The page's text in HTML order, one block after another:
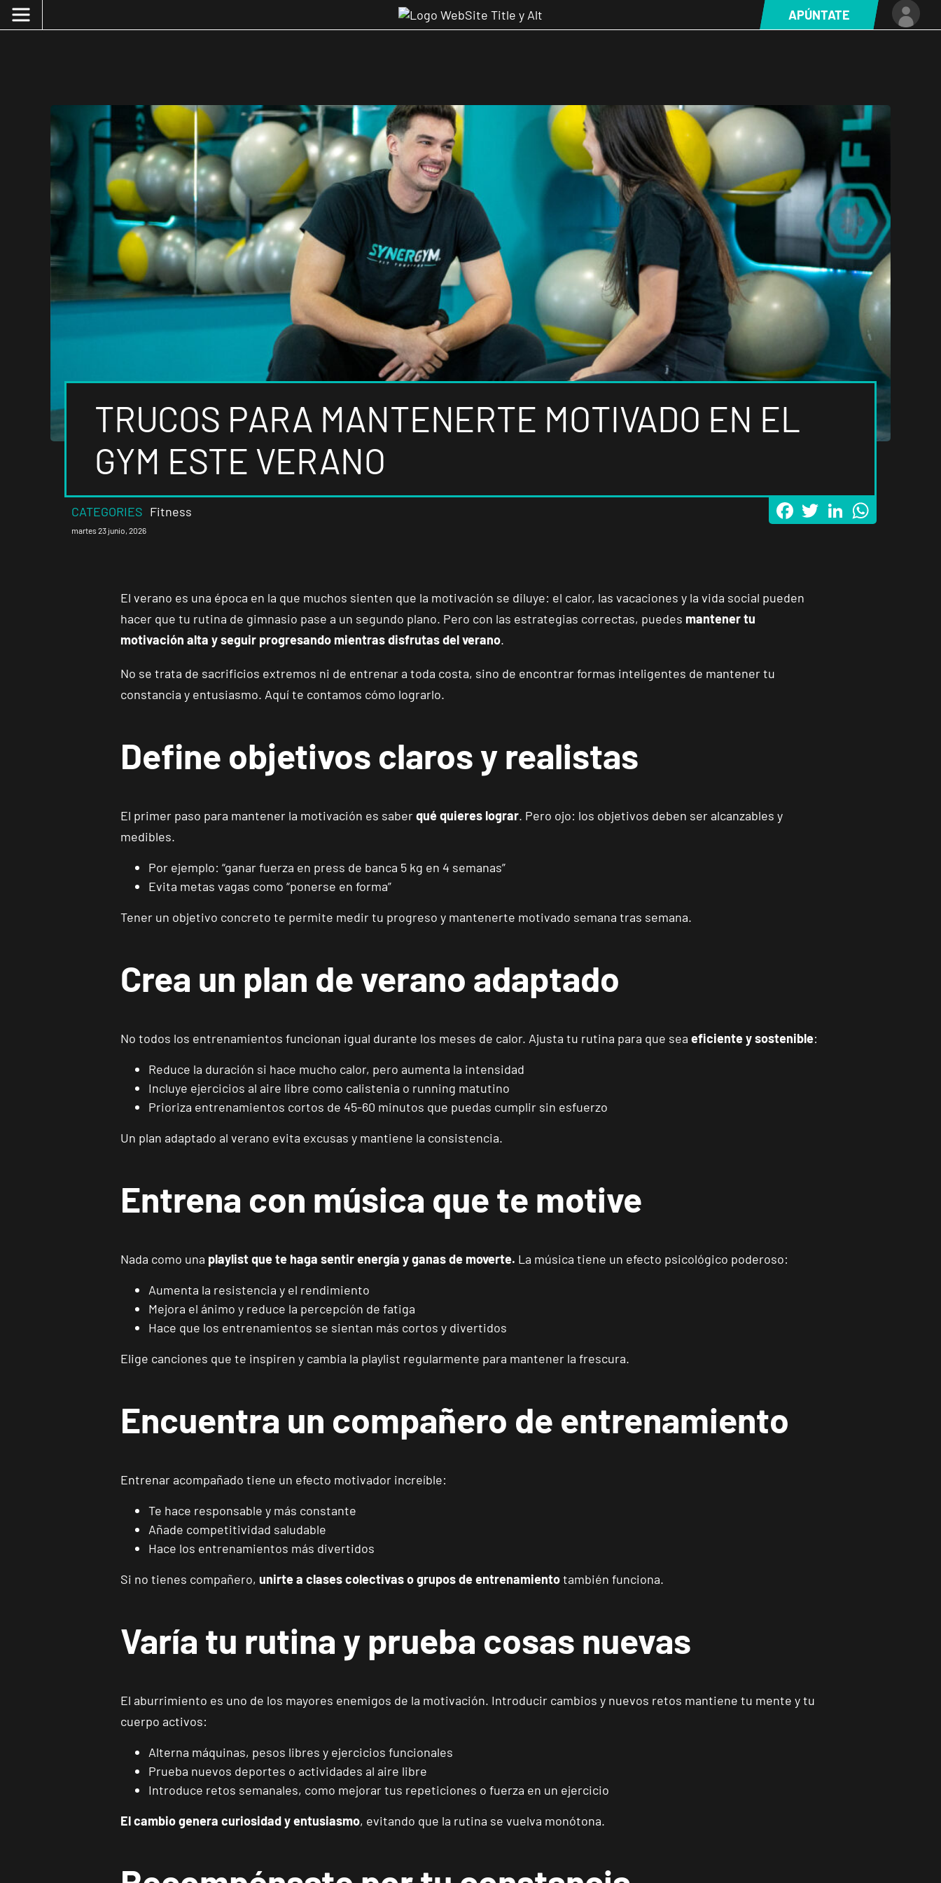
APÚNTATE
P.º de los Tilos, 53, Málaga, Málaga
Mallorca Camp Serralta
Carrer Batle Emili Darder, 53, Palma de Mallorca, Mallorca
VISITAR
Catarroja Universitat
Ponferrada Castillo
Av. de las Tirajanas, 225, Vecindario, Las Palmas
Pl. del Camping, s/n, Andújar, Jaén.
Reus Carrillet
Carrer de Ramon J. Sender, 6, Reus, Tarragona
Tarragona Forum
Getafe Buenavista
Calle Mirasierra, 13, Fuenlabrada, Madrid
TRUCOS PARA MANTENERTE MOTIVADO EN EL
GYM ESTE VERANO
CATEGORIES Fitness
martes 23 junio, 2026
FacebookTwitterLinkedIn
El verano es una época en la que muchos sienten que la motivación se diluye: el calor, las vacaciones y la vida social pueden
hacer que tu rutina de gimnasio pase a un segundo plano. Pero con las estrategias correctas, puedes mantener tu
motivación alta y seguir progresando mientras disfrutas del verano.
No se trata de sacrificios extremos ni de entrenar a toda costa, sino de encontrar formas inteligentes de mantener tu
constancia y entusiasmo. Aquí te contamos cómo lograrlo.
Define objetivos claros y realistas
El primer paso para mantener la motivación es saberqué quieres lograr. Pero ojo: los objetivos deben ser alcanzables y
medibles.
Por ejemplo: “ganar fuerza en press de banca 5 kg en 4 semanas”
Evita metas vagas como “ponerse en forma”
Tener un objetivo concreto te permite medir tu progreso y mantenerte motivado semana tras semana.
Crea un plan de verano adaptado
No todos los entrenamientos funcionan igual durante los meses de calor. Ajusta tu rutina para que sea eficiente y sostenible:
Reduce la duración si hace mucho calor, pero aumenta la intensidad
Incluye ejercicios al aire libre como calistenia o running matutino
Prioriza entrenamientos cortos de 45-60 minutos que puedas cumplir sin esfuerzo
Un plan adaptado al verano evita excusas y mantiene la consistencia.
Entrena con música que te motive
Nada como una playlist que te haga sentir energía y ganas de moverte. La música tiene un efecto psicológico poderoso:
Aumenta la resistencia y el rendimiento
Mejora el ánimo y reduce la percepción de fatiga
Hace que los entrenamientos se sientan más cortos y divertidos
Elige canciones que te inspiren y cambia la playlist regularmente para mantener la frescura.
Encuentra un compañero de entrenamiento
Entrenar acompañado tiene un efecto motivador increíble:
Te hace responsable y más constante
Añade competitividad saludable
Hace los entrenamientos más divertidos
Si no tienes compañero, unirte a clases colectivas o grupos de entrenamientotambién funciona.
Varía tu rutina y prueba cosas nuevas
El aburrimiento es uno de los mayores enemigos de la motivación. Introducir cambios y nuevos retos mantiene tu mente y tu
cuerpo activos:
Alterna máquinas, pesos libres y ejercicios funcionales
Prueba nuevos deportes o actividades al aire libre
Introduce retos semanales, como mejorar tus repeticiones o fuerza en un ejercicio
El cambio genera curiosidad y entusiasmo, evitando que la rutina se vuelva monótona.